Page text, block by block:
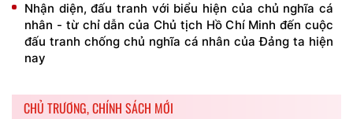
Nhận diện, đấu tranh với biểu hiện của chủ nghĩa cá
nhân - từ chỉ dẫn của Chủ tịch Hồ Chí Minh đến cuộc
đấu tranh chống chủ nghĩa cá nhân của Đảng ta hiện
nay
CHỦ TRƯƠNG, CHÍNH SÁCH MỚI